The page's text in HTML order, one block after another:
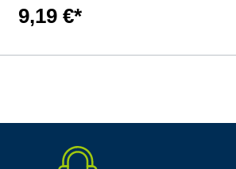
9,19 €*